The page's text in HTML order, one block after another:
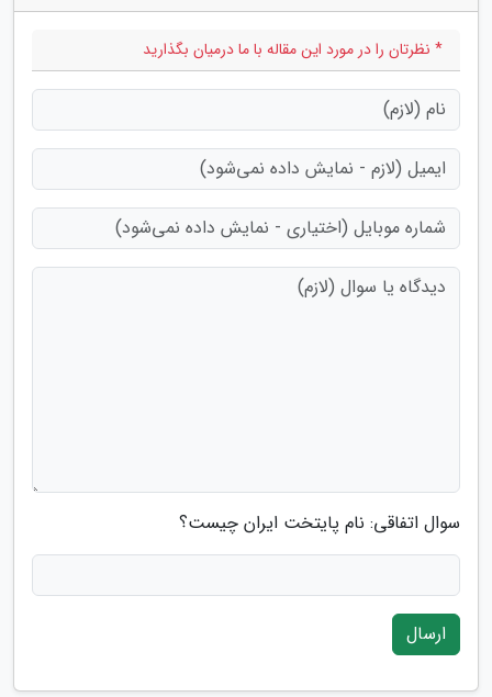
* نظرتان را در مورد این مقاله با ما درمیان بگذارید
سوال اتفاقی: نام پایتخت ایران چیست؟
ارسال